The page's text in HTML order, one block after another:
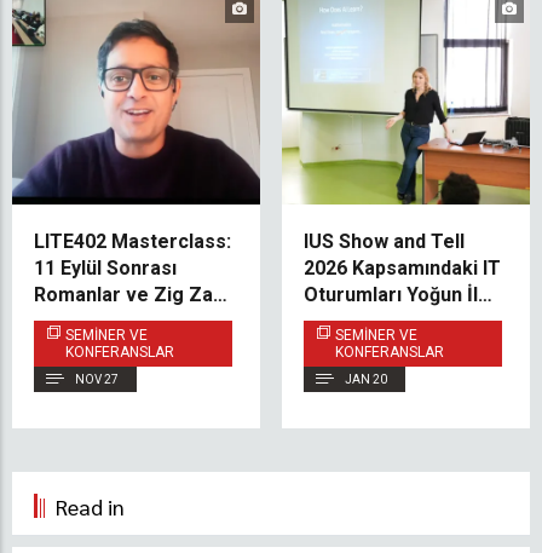
LITE402 Masterclass:
11 Eylül Sonrası
Romanlar ve Zig Zag
Öykü Yapıları
SEMINER VE
KONFERANSLAR
NOV 27
IUS Show and Tell
2026 Kapsamındaki IT
Oturumları Yoğun İlgi
Gördü
SEMINER VE
KONFERANSLAR
JAN 20
Read in